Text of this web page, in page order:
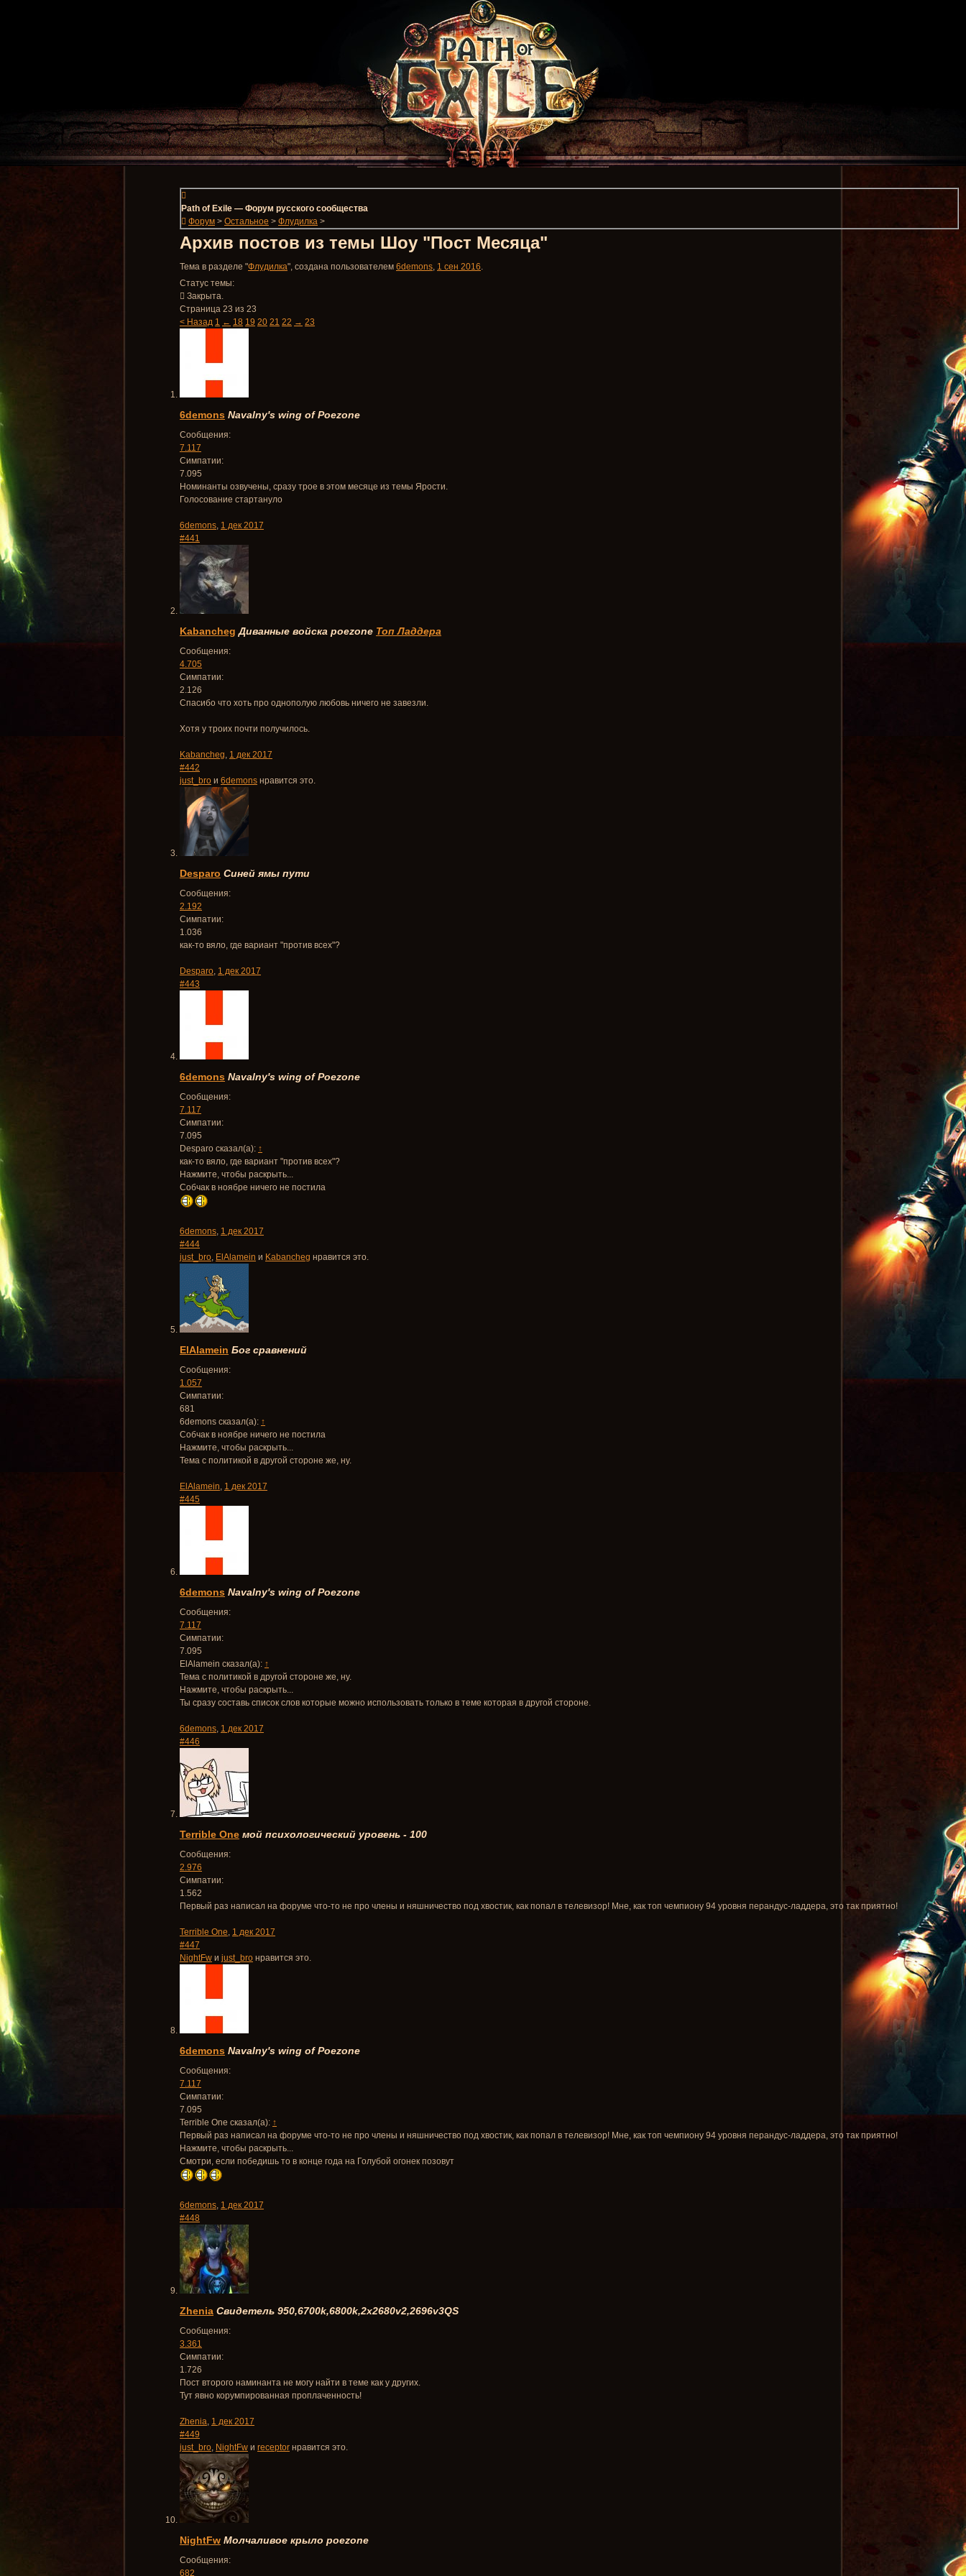
Path of Exile — Форум русского сообщества
Форум > Остальное > Флудилка >
Архив постов из темы Шоу "Пост Месяца"
Тема в разделе "Флудилка", создана пользователем 6demons, 1 сен 2016.
Статус темы:
Закрыта.
Страница 23 из 23
< Назад 1 ← 18 19 20 21 22 → 23
6demons Navalny's wing of Poezone
Сообщения:
7.117
Симпатии:
7.095
Номинанты озвучены, сразу трое в этом месяце из темы Ярости.
Голосование стартануло
6demons, 1 дек 2017
#441
Kabancheg Диванные войска poezone Топ Ладдера
Сообщения:
4.705
Симпатии:
2.126
Спасибо что хоть про однополую любовь ничего не завезли.
Хотя у троих почти получилось.
Kabancheg, 1 дек 2017
#442
just_bro и 6demons нравится это.
Desparo Синей ямы пути
Сообщения:
2.192
Симпатии:
1.036
как-то вяло, где вариант "против всех"?
Desparo, 1 дек 2017
#443
6demons Navalny's wing of Poezone
Сообщения:
7.117
Симпатии:
7.095
Desparo сказал(а): ↑
как-то вяло, где вариант "против всех"?
Нажмите, чтобы раскрыть...
Собчак в ноябре ничего не постила
6demons, 1 дек 2017
#444
just_bro, ElAlamein и Kabancheg нравится это.
ElAlamein Бог сравнений
Сообщения:
1.057
Симпатии:
681
6demons сказал(а): ↑
Собчак в ноябре ничего не постила
Нажмите, чтобы раскрыть...
Тема с политикой в другой стороне же, ну.
ElAlamein, 1 дек 2017
#445
6demons Navalny's wing of Poezone
Сообщения:
7.117
Симпатии:
7.095
ElAlamein сказал(а): ↑
Тема с политикой в другой стороне же, ну.
Нажмите, чтобы раскрыть...
Ты сразу составь список слов которые можно использовать только в теме которая в другой стороне.
6demons, 1 дек 2017
#446
Terrible One мой психологический уровень - 100
Сообщения:
2.976
Симпатии:
1.562
Первый раз написал на форуме что-то не про члены и няшничество под хвостик, как попал в телевизор! Мне, как топ чемпиону 94 уровня перандус-ладдера, это так приятно!
Terrible One, 1 дек 2017
#447
NightFw и just_bro нравится это.
6demons Navalny's wing of Poezone
Сообщения:
7.117
Симпатии:
7.095
Terrible One сказал(а): ↑
Первый раз написал на форуме что-то не про члены и няшничество под хвостик, как попал в телевизор! Мне, как топ чемпиону 94 уровня перандус-ладдера, это так приятно!
Нажмите, чтобы раскрыть...
Смотри, если победишь то в конце года на Голубой огонек позовут
6demons, 1 дек 2017
#448
Zhenia Свидетель 950,6700k,6800k,2x2680v2,2696v3QS
Сообщения:
3.361
Симпатии:
1.726
Пост второго наминанта не могу найти в теме как у других.
Тут явно корумпированная проплаченность!
Zhenia, 1 дек 2017
#449
just_bro, NightFw и receptor нравится это.
NightFw Молчаливое крыло poezone
Сообщения:
682